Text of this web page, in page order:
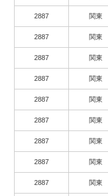
2887 関東
2887 関東
2887 関東
2887 関東
2887 関東
2887 関東
2887 関東
2887 関東
2887 関東